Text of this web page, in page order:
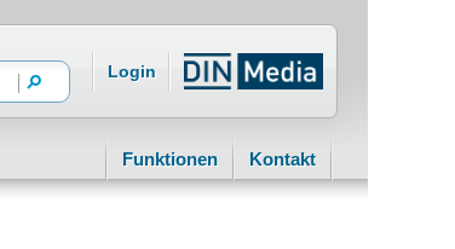
Login
Funktionen Kontakt